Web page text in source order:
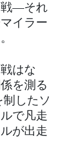
戦―それ
イラー
はな
を測る
したソ
で凡走
が出走